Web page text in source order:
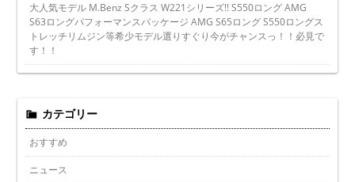
大人気モデル M.Benz Sクラス W221シリーズ!! S550ロング AMG
S63ロングパフォーマンスパッケージ AMG S65ロング S550ロングス
トレッチリムジン等希少モデル選りすぐり今がチャンスっ！！必見で
す！！
カテゴリー
おすすめ
ニュース